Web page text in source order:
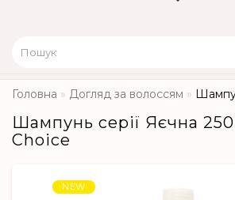
Головна Догляд за волоссям
Шампунь серії Яєчна
Choice
NEW